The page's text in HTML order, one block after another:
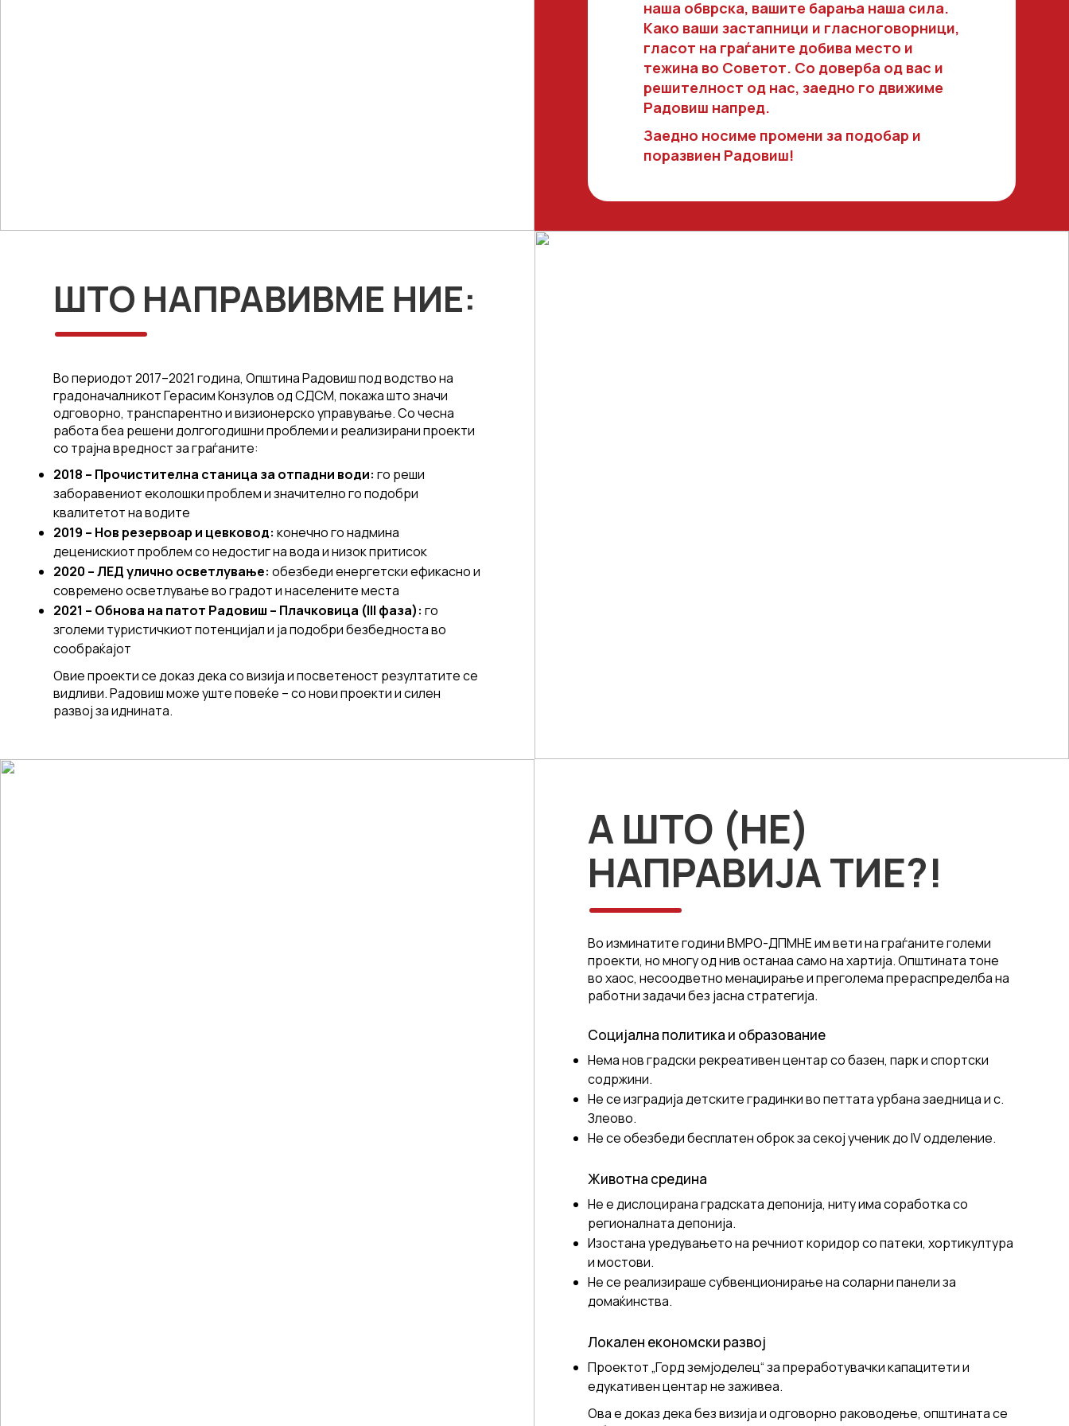
Општина Чешиново
Општина Кочани
Општина Македонска Каменица
Општина Конче
Општина Радовиш
наша обврска, вашите барања наша сила.
Како ваши застапници и гласноговорници,
гласот на граѓаните добива место и
тежина во Советот. Со доверба од вас и
решителност од нас, заедно го движиме
Радовиш напред.
Заедно носиме промени за подобар и
поразвиен Радовиш!
ШТО НАПРАВИВМЕ НИЕ:
Во периодот 2017–2021 година, Општина Радовиш под водство на
градоначалникот Герасим Конзулов од СДСМ, покажа што значи
одговорно, транспарентно и визионерско управување. Со чесна
работа беа решени долгогодишни проблеми и реализирани проекти
со трајна вредност за граѓаните:
2018 – Прочистителна станица за отпадни води: го реши
заборавениот еколошки проблем и значително го подобри
квалитетот на водите
2019 – Нов резервоар и цевковод: конечно го надмина
деценискиот проблем со недостиг на вода и низок притисок
2020 – ЛЕД улично осветлување: обезбеди енергетски ефикасно и
современо осветлување во градот и населените места
2021 – Обнова на патот Радовиш – Плачковица (III фаза): го
зголеми туристичкиот потенцијал и ја подобри безбедноста во
сообраќајот
Овие проекти се доказ дека со визија и посветеност резултатите се
видливи. Радовиш може уште повеќе – со нови проекти и силен
развој за иднината.
А ШТО (НЕ)
НАПРАВИЈА ТИЕ?!
Во изминатите години ВМРО-ДПМНЕ им вети на граѓаните големи
проекти, но многу од нив останаа само на хартија. Општината тоне
во хаос, несоодветно менаџирање и преголема прераспределба на
работни задачи без јасна стратегија.
Социјална политика и образование
Нема нов градски рекреативен центар со базен, парк и спортски
содржини.
Не се изградија детските градинки во петтата урбана заедница и с.
Злеово.
Не се обезбеди бесплатен оброк за секој ученик до IV одделение.
Животна средина
Не е дислоцирана градската депонија, ниту има соработка со
регионалната депонија.
Изостана уредувањето на речниот коридор со патеки, хортикултура
и мостови.
Не се реализираше субвенционирање на соларни панели за
домаќинства.
Локален економски развој
Проектот „Горд земјоделец“ за преработувачки капацитети и
едукативен центар не заживеа.
Ова е доказ дека без визија и одговорно раководење, општината се